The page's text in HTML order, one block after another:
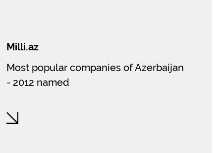
Milli.az
Most popular companies of Azerbaijan
- 2012 named